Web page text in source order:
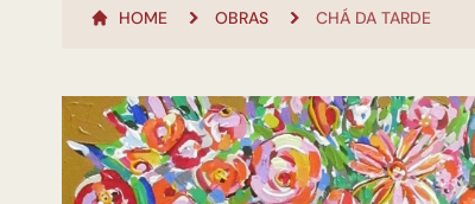
HOME OBRAS CHÁ DA TARDE